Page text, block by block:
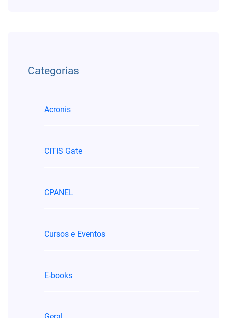
Categorias
Acronis
CITIS Gate
CPANEL
Cursos e Eventos
E-books